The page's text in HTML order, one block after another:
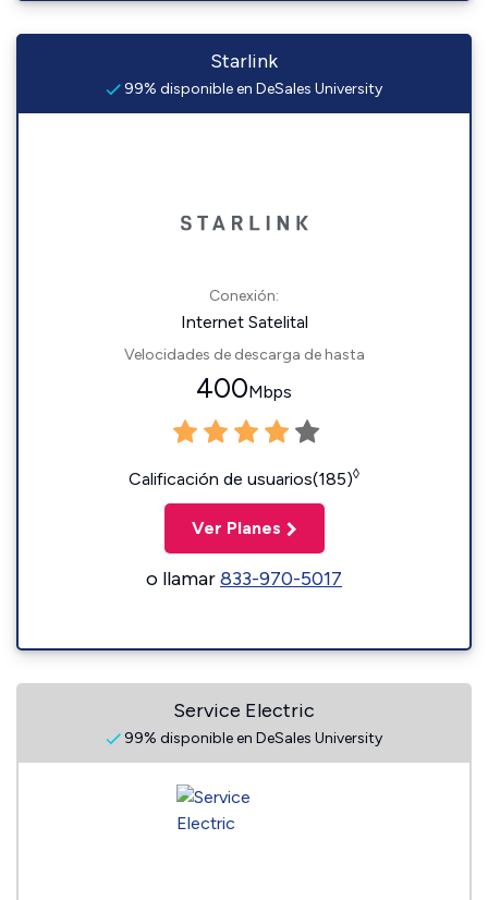
Starlink
99% disponible en DeSales University
Conexión:
Internet Satelital
Velocidades de descarga de hasta
400Mbps
Calificación de usuarios(185)◊
Ver Planes
o llamar833-970-5017
Service Electric
99% disponible en DeSales University